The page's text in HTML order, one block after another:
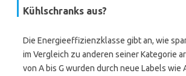
Kühlschranks aus?
Die Energieeffizienzklasse gibt an, wie
im Vergleich zu anderen seiner Kategorie
von A bis G wurden durch neue Labels wie